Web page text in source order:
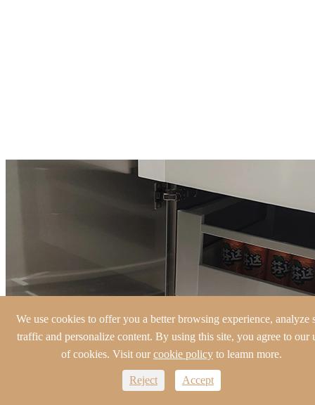
We use cookies to offer you a better browsing experience, analyze
traffic and personalize content. By using this site, you agree to our
of cookies. Visit ourcookie policy to leamn more.
Reject Accept